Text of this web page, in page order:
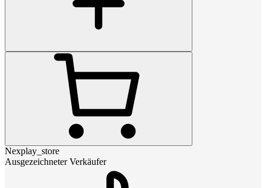
Nexplay_store
Ausgezeichneter Verkäufer